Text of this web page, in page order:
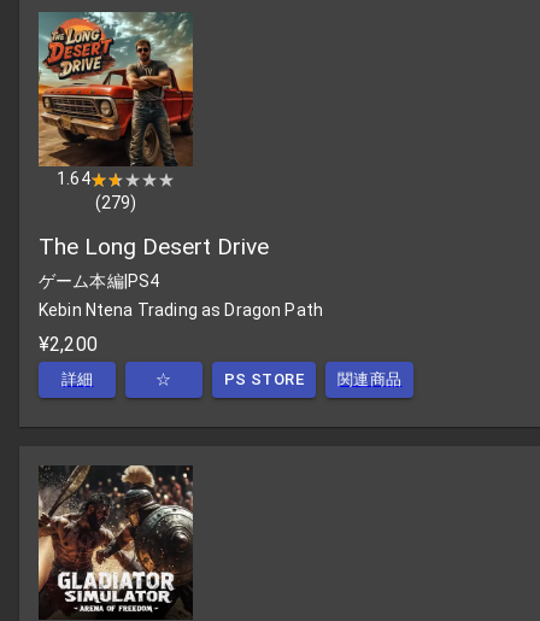
1.64★★★★★
★★★★★
(279)
The Long Desert Drive
ゲーム本編|PS4
Kebin Ntena Trading as Dragon Path
¥2,200
詳細 ☆ PS STORE 関連商品